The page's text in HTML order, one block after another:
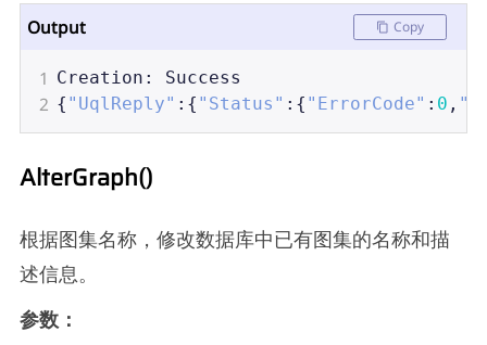
Output Copy
1 Creation : Success
2 { "UqlReply" :{ "Status" :{ "ErrorCode" : 0 ,
AlterGraph()
根据图集名称，修改数据库中已有图集的名称和描
述信息。
参数：